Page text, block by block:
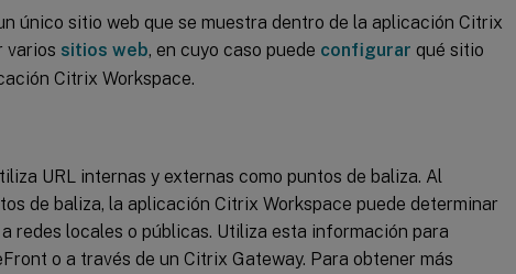
único sitio web que se muestra dentro de la aplicación Citrix
varios sitios web, en cuyo caso puede configurar qué sitio
Citrix Workspace.
URL internas y externas como puntos de baliza. Al
de baliza, la aplicación Citrix Workspace puede determinar
redes locales o públicas. Utiliza esta información para
o a través de un Citrix Gateway. Para obtener más